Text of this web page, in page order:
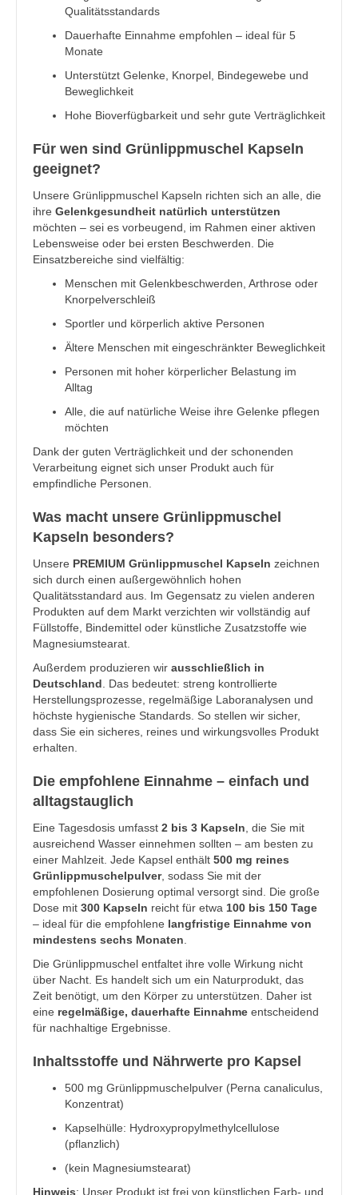
Qualitätsstandards
Dauerhafte Einnahme empfohlen – ideal für 5
Monate
Unterstützt Gelenke, Knorpel, Bindegewebe und
Beweglichkeit
Hohe Bioverfügbarkeit und sehr gute Verträglichkeit
Für wen sind Grünlippmuschel Kapseln
geeignet?
Unsere Grünlippmuschel Kapseln richten sich an alle, die
ihre Gelenkgesundheit natürlich unterstützen
möchten – sei es vorbeugend, im Rahmen einer aktiven
Lebensweise oder bei ersten Beschwerden. Die
Einsatzbereiche sind vielfältig:
Menschen mit Gelenkbeschwerden, Arthrose oder
Knorpelverschleiß
Sportler und körperlich aktive Personen
Ältere Menschen mit eingeschränkter Beweglichkeit
Personen mit hoher körperlicher Belastung im
Alltag
Alle, die auf natürliche Weise ihre Gelenke pflegen
möchten
Dank der guten Verträglichkeit und der schonenden
Verarbeitung eignet sich unser Produkt auch für
empfindliche Personen.
Was macht unsere Grünlippmuschel
Kapseln besonders?
Unsere PREMIUM Grünlippmuschel Kapseln zeichnen
sich durch einen außergewöhnlich hohen
Qualitätsstandard aus. Im Gegensatz zu vielen anderen
Produkten auf dem Markt verzichten wir vollständig auf
Füllstoffe, Bindemittel oder künstliche Zusatzstoffe wie
Magnesiumstearat.
Außerdem produzieren wir ausschließlich in
Deutschland . Das bedeutet: streng kontrollierte
Herstellungsprozesse, regelmäßige Laboranalysen und
höchste hygienische Standards. So stellen wir sicher,
dass Sie ein sicheres, reines und wirkungsvolles Produkt
erhalten.
Die empfohlene Einnahme – einfach und
alltagstauglich
Eine Tagesdosis umfasst 2 bis 3 Kapseln , die Sie mit
ausreichend Wasser einnehmen sollten – am besten zu
einer Mahlzeit. Jede Kapsel enthält 500 mg reines
Grünlippmuschelpulver, sodass Sie mit der
empfohlenen Dosierung optimal versorgt sind. Die große
Dose mit 300 Kapseln reicht für etwa 100 bis 150 Tage
– ideal für die empfohlene langfristige Einnahme von
mindestens sechs Monaten
Die Grünlippmuschel entfaltet ihre volle Wirkung nicht
über Nacht. Es handelt sich um ein Naturprodukt, das
Zeit benötigt, um den Körper zu unterstützen. Daher ist
eine regelmäßige, dauerhafte Einnahme entscheidend
für nachhaltige Ergebnisse.
Inhaltsstoffe und Nährwerte pro Kapsel
500 mg Grünlippmuschelpulver (Perna canaliculus,
Konzentrat)
Kapselhülle: Hydroxypropylmethylcellulose
(pflanzlich)
(kein Magnesiumstearat)
Hinweis: Unser Produkt ist frei von künstlichen Farb- und